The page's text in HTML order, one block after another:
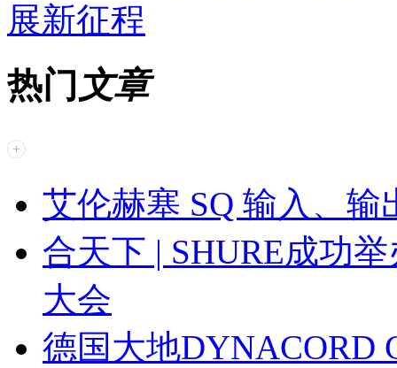
展新征程
热门 文章
艾伦赫塞 SQ 输入、输
合天下 | SHURE成功
大会
德国大地DYNACORD